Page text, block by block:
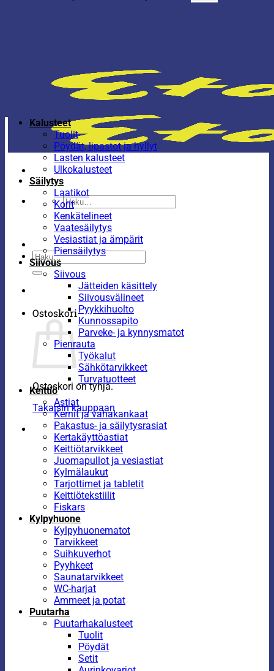
Etsi:
Etsi:
Ostoskori
Ostoskori on tyhjä.
Takaisin kauppaan
Kalusteet
Tuolit
Pöydät, lipastot ja hyllyt
Lasten kalusteet
Ulkokalusteet
Säilytys
Laatikot
Korit
Kenkätelineet
Vaatesäilytys
Vesiastiat ja ämpärit
Piensäilytys
Siivous
Siivous
Jätteiden käsittely
Siivousvälineet
Pyykkihuolto
Kunnossapito
Parveke- ja kynnysmatot
Pienrauta
Työkalut
Sähkötarvikkeet
Turvatuotteet
Keittiö
Astiat
Kernit ja vahakankaat
Pakastus- ja säilytysrasiat
Kertakäyttöastiat
Keittiötarvikkeet
Juomapullot ja vesiastiat
Kylmälaukut
Tarjottimet ja tabletit
Keittiötekstiilit
Fiskars
Kylpyhuone
Kylpyhuonematot
Tarvikkeet
Suihkuverhot
Pyyhkeet
Saunatarvikkeet
WC-harjat
Ammeet ja potat
Puutarha
Puutarhakalusteet
Tuolit
Pöydät
Setit